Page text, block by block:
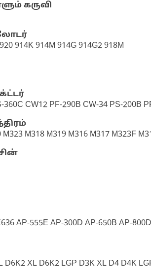
கருவி
914K 914M 914G 914G2 918M
360C CW12 PF-290B CW-34 PS-200B
M318 M319 M316 M317 M323F
AP-555E AP-300D AP-650B AP-
D6K2 XL D6K2 LGP D3K XL D4 D4K